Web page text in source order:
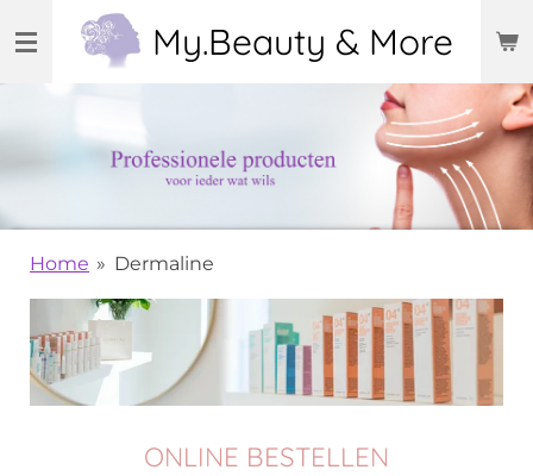
direct
hoofdinhoud
My.Beauty & More
Home » Dermaline
ONLINE BESTELLEN